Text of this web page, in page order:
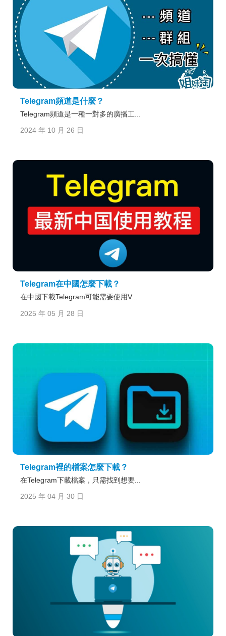
Telegram頻道是什麼？
Telegram頻道是一種一對多的廣播工...
2024 年 10 月 26 日
Telegram在中國怎麼下載？
在中國下載Telegram可能需要使用V...
2025 年 05 月 28 日
Telegram裡的檔案怎麼下載？
在Telegram下載檔案，只需找到想要...
2025 年 04 月 30 日